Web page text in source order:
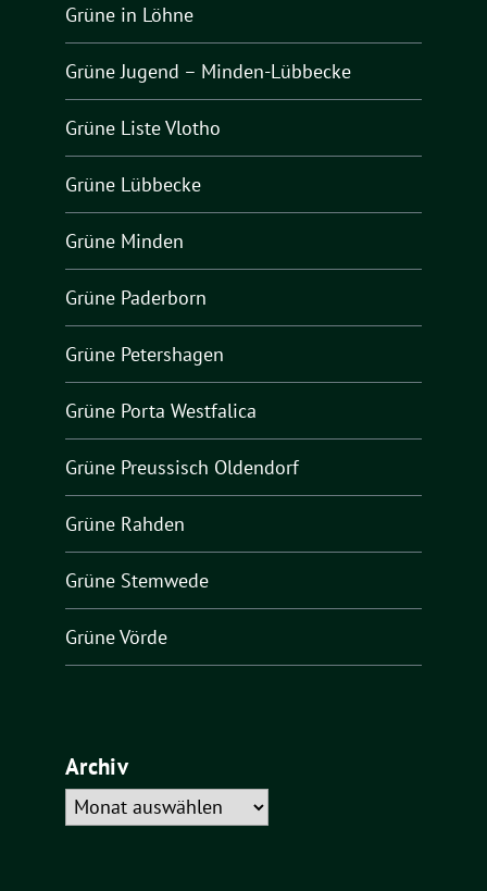
Grüne in Löhne
Grüne Jugend – Minden-Lübbecke
Grüne Liste Vlotho
Grüne Lübbecke
Grüne Minden
Grüne Paderborn
Grüne Petershagen
Grüne Porta Westfalica
Grüne Preussisch Oldendorf
Grüne Rahden
Grüne Stemwede
Grüne Vörde
Archiv
Archiv